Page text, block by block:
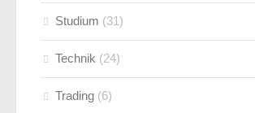
Studium (31)
Technik (24)
Trading (6)